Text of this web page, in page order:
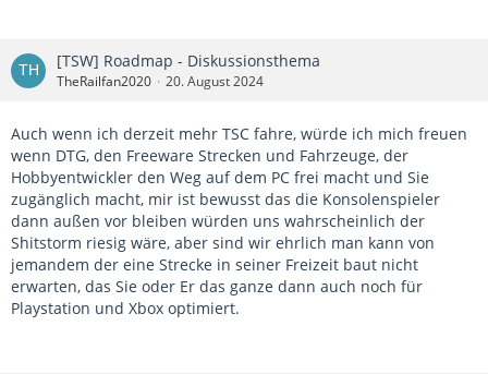
[TSW] Roadmap - Diskussionsthema
TheRailfan2020 20. August 2024
Auch wenn ich derzeit mehr TSC fahre, würde ich mich freuen
wenn DTG, den Freeware Strecken und Fahrzeuge, der
Hobbyentwickler den Weg auf dem PC frei macht und Sie
zugänglich macht, mir ist bewusst das die Konsolenspieler
dann außen vor bleiben würden uns wahrscheinlich der
Shitstorm riesig wäre, aber sind wir ehrlich man kann von
jemandem der eine Strecke in seiner Freizeit baut nicht
erwarten, das Sie oder Er das ganze dann auch noch für
Playstation und Xbox optimiert.